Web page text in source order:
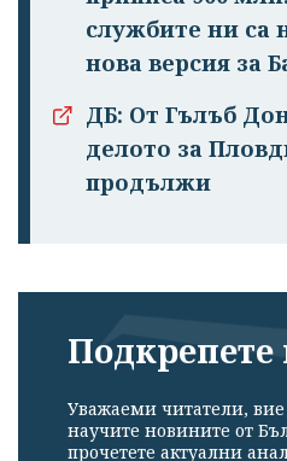
службите ни са
нова версия за
ДБ: От Гълъб
делото за
продължи
Подкрепете
Уважаеми читатели, вие
научите новините от
прочетете актуални